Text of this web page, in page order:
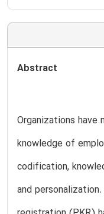
Abstract
Organizations have
knowledge of
codification,
and